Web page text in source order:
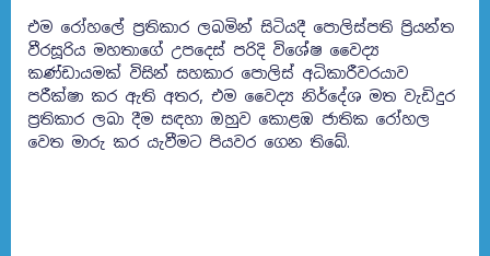
එම රෝහලේ ප්‍රතිකාර ලබමින් සිටියදී පොලිස්පති ප්‍රියන්ත
වීරසූරිය මහතාගේ උපදෙස් පරිදි විශේෂ වෛද්‍ය
කණ්ඩායමක් විසින් සහකාර පොලිස් අධිකාරීවරයාව
පරීක්ෂා කර ඇති අතර, එම වෛද්‍ය නිර්දේශ මත වැඩිදුර
ප්‍රතිකාර ලබා දීම සඳහා ඔහුව කොළඹ ජාතික රෝහල
වෙත මාරු කර යැවීමට පියවර ගෙන තිබේ.